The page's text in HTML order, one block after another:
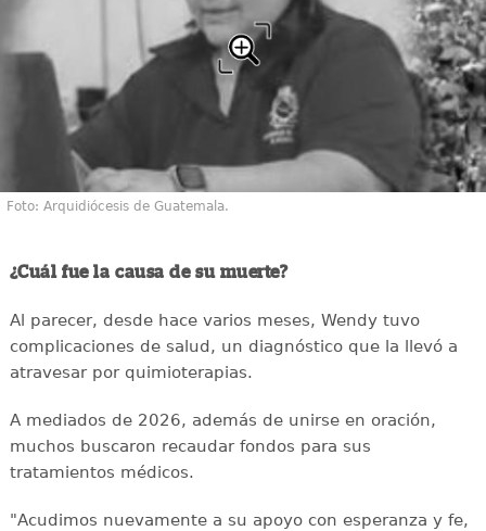
Foto: Arquidiócesis de Guatemala.
¿Cuál fue la causa de su muerte?
Al parecer, desde hace varios meses, Wendy tuvo
complicaciones de salud, un diagnóstico que la llevó a
atravesar por quimioterapias.
A mediados de 2026, además de unirse en oración,
muchos buscaron recaudar fondos para sus
tratamientos médicos.
"Acudimos nuevamente a su apoyo con esperanza y fe,